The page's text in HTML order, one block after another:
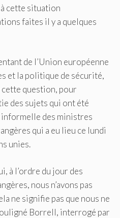
cette situation
faites il y a quelques
de l’Union européenne
et la politique de sécurité,
question, pour
des sujets qui ont été
des ministres
qui a eu lieu ce lundi
unies.
à l’ordre du jour des
nous n’avons pas
ne signifie pas que nous ne
Borrell, interrogé par